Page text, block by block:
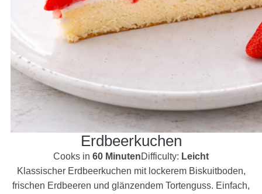
Erdbeerkuchen
Cooks in 60 MinutenDifficulty: Leicht
Klassischer Erdbeerkuchen mit lockerem Biskuitboden,
frischen Erdbeeren und glänzendem Tortenguss. Einfach,